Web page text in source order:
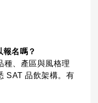
名嗎？
種、產區與風格理
SAT 品飲架構。有